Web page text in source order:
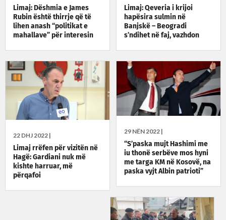
Limaj: Dëshmia e James
Rubin është thirrje që të
lihen anash “politikat e
mahallave” për interesin
Limaj: Qeveria i krijoi
hapësira sulmin në
Banjskë – Beogradi
s’ndihet në faj, vazhdon
22 DHJ 2022 |
Limaj rrëfen për vizitën në
Hagë: Gardiani nuk më
kishte harruar, më
përqafoi
29 NËN 2022 |
“S’paska mujt Hashimi me
iu thonë serbëve mos hyni
me targa KM në Kosovë, na
paska vyjt Albin patrioti”